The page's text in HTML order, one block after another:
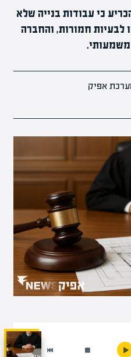
כי עבודות בנייה שלא
לבעיות חמורות, והחברה
משמעותי.
אפיק